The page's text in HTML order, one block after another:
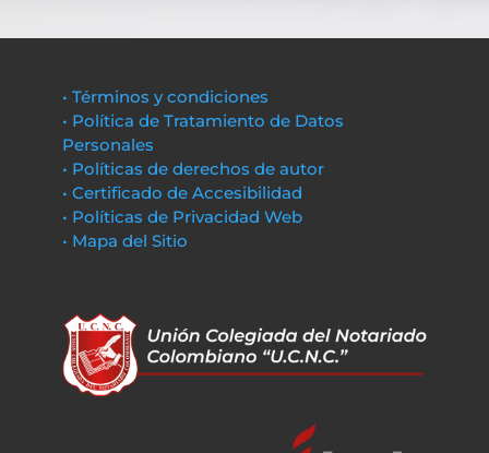
• Términos y condiciones
• Política de Tratamiento de Datos
Personales
• Políticas de derechos de autor
• Certificado de Accesibilidad
• Políticas de Privacidad Web
• Mapa del Sitio